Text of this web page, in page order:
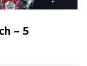
– 5